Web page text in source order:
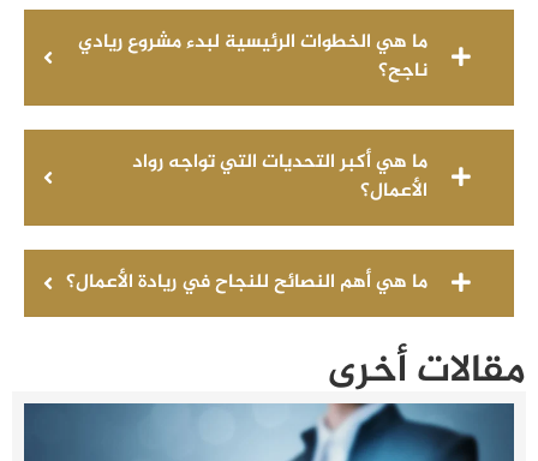
ما هي الخطوات الرئيسية لبدء مشروع ريادي
ناجح؟
ما هي أكبر التحديات التي تواجه رواد
الأعمال؟
ما هي أهم النصائح للنجاح في ريادة الأعمال؟
مقالات أخرى